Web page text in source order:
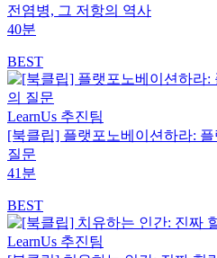
전염병, 그 저항의 역사
40분
BEST
LearnUs 추진팀
[북클립] 플랫포노베이션하라:
질문
41분
BEST
LearnUs 추진팀